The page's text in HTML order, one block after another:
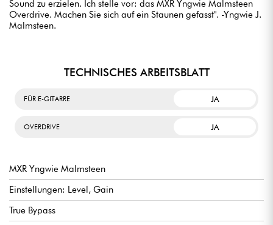
Sound zu erzielen. Ich stelle vor: das MXR Yngwie Malmsteen
Overdrive. Machen Sie sich auf ein Staunen gefasst". -Yngwie J.
Malmsteen.
TECHNISCHES ARBEITSBLATT
FÜR E-GITARRE JA
OVERDRIVE JA
MXR Yngwie Malmsteen
Einstellungen: Level, Gain
True Bypass